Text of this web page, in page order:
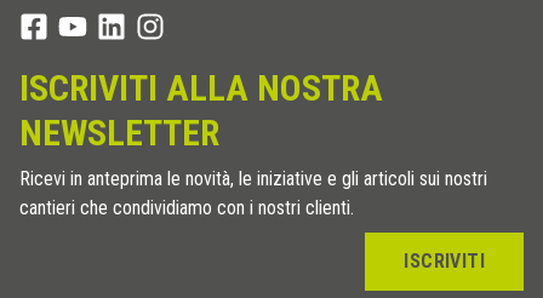
ISCRIVITI ALLA NOSTRA
NEWSLETTER
Ricevi in anteprima le novità, le iniziative e gli articoli sui nostri
cantieri che condividiamo con i nostri clienti.
ISCRIVITI